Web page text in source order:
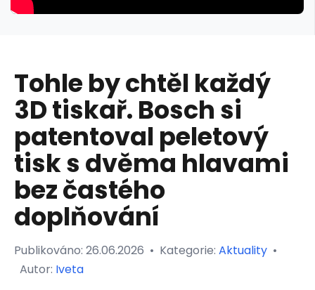
Tohle by chtěl každý
3D tiskař. Bosch si
patentoval peletový
tisk s dvěma hlavami
bez častého
doplňování
Publikováno: 26.06.2026 • Kategorie: Aktuality •
Autor: Iveta